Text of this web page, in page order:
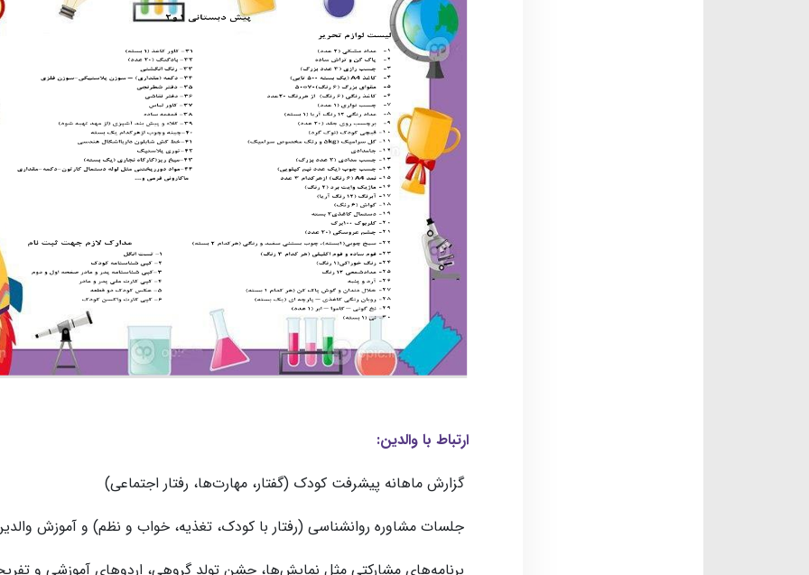
ارتباط با والدین:
گزارش ماهانه پیشرفت کودک (گفتار، مهارت‌ها، رفتار اجتماعی)
جلسات مشاوره روانشناسی (رفتار با کودک، تغذیه، خواب و نظم) و آموزش
برنامه‌های مشارکتی مثل نمایش‌ها، جشن تولد گروهی، اردوهای آموزشی و